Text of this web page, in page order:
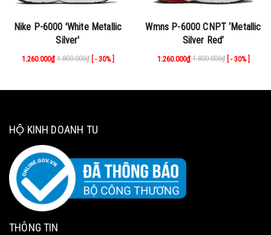
Nike P-6000 'White Metallic
Silver'
1.260.000₫ 1.800.000₫ [ - 30% ]
Wmns P-6000 CNPT ‘Metallic
Silver Red’
1.260.000₫ 1.800.000₫ [ - 30% ]
HỘ KINH DOANH TU
THÔNG TIN